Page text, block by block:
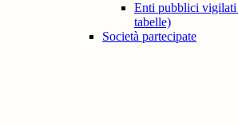
Enti pubblici vigilati
tabelle)
Società partecipate